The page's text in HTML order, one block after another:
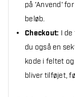
på 'Anvend'
beløb.
Checkout: I
du også en
kode i feltet
bliver tilføjet,